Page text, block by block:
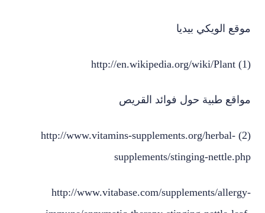
موقع الويكي بيديا
مواقع طبية حول فوائد القريص
(2) http://www.vitamins-supplements.org/herbal-
supplements/stinging-nettle.php
http://www.vitabase.com/supplements/allergy-